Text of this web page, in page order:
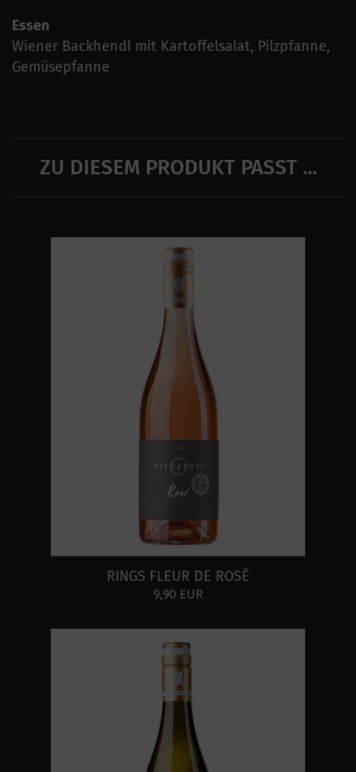
Essen
Wiener Backhendl mit Kartoffelsalat, Pilzpfanne,
Gemüsepfanne
ZU DIESEM PRODUKT PASST ...
RINGS FLEUR DE ROSÉ
9,90 EUR